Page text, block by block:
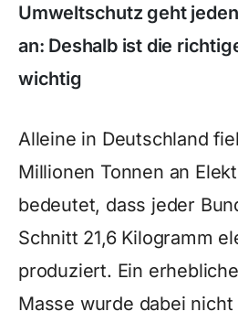
Umweltschutz geht
an: Deshalb ist die
wichtig
Alleine in Deutschland
Millionen Tonnen an
bedeutet, dass jeder
Schnitt 21,6 Kilogramm
produziert. Ein
Masse wurde dabei